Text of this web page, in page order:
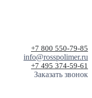
+7 800 550-79-85
info@rosspolimer.ru
+7 495 374-59-61
Заказать звонок